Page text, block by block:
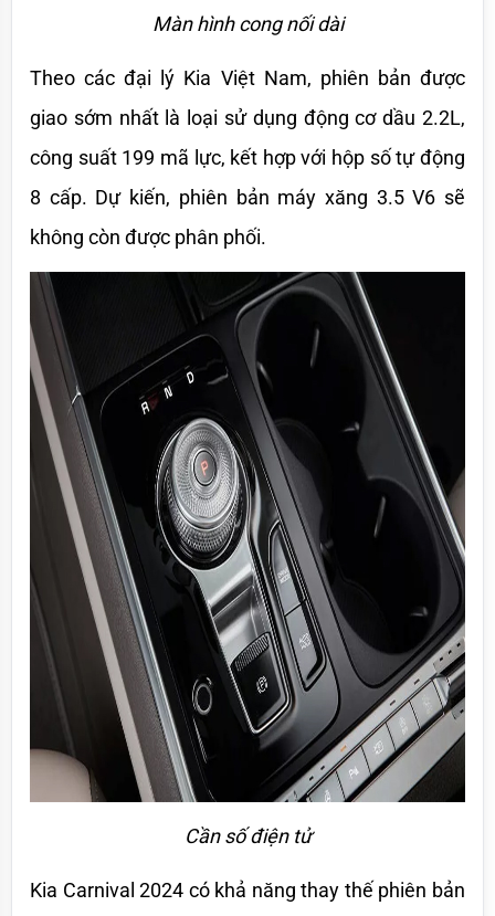
Màn hình cong nối dài
Theo các đại lý Kia Việt Nam, phiên bản được
giao sớm nhất là loại sử dụng động cơ dầu 2.2L,
công suất 199 mã lực, kết hợp với hộp số tự động
8 cấp. Dự kiến, phiên bản máy xăng 3.5 V6 sẽ
không còn được phân phối.
Cần số điện tử
Kia Carnival 2024 có khả năng thay thế phiên bản